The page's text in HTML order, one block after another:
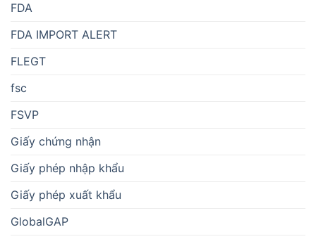
FDA
FDA IMPORT ALERT
FLEGT
fsc
FSVP
Giấy chứng nhận
Giấy phép nhập khẩu
Giấy phép xuất khẩu
GlobalGAP